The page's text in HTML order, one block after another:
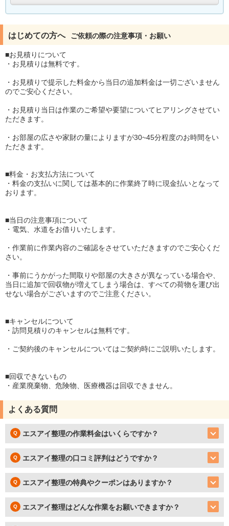
はじめての方へ ご依頼の際の注意事項・お願い
■お見積りについて
・お見積りは無料です。
・お見積りで提示した料金から当日の追加料金は一切ございません
のでご安心ください。
・お見積り当日は作業のご希望や要望についてヒアリングさせてい
ただきます。
・お部屋の広さや家財の量によりますが30~45分程度のお時間をい
ただきます。
■料金・お支払方法について
・料金の支払いに関しては基本的に作業終了時に現金払いとなって
おります。
■当日の注意事項について
・電気、水道をお借りいたします。
・作業前に作業内容のご確認をさせていただきますのでご安心くだ
さい。
・事前にうかがった間取りや部屋の大きさが異なっている場合や、
当日に追加で回収物が増えてしまう場合は、すべての荷物を運び出
せない場合がございますのでご注意ください。
■キャンセルについて
・訪問見積りのキャンセルは無料です。
・ご契約後のキャンセルについてはご契約時にご説明いたします。
■回収できないもの
・産業廃棄物、危険物、医療機器は回収できません。
よくある質問
エスアイ整理の作業料金はいくらですか？
エスアイ整理の口コミ評判はどうですか？
エスアイ整理の特典やクーポンはありますか？
エスアイ整理はどんな作業をお願いできますか？